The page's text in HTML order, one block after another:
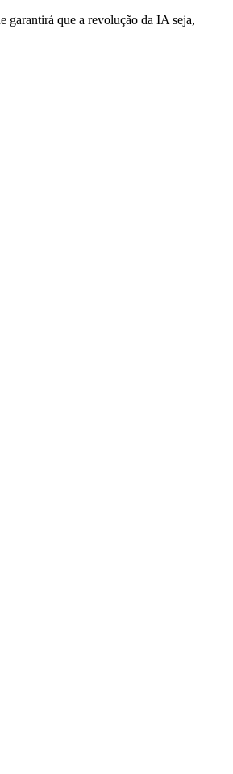
garantirá que a revolução da IA seja,